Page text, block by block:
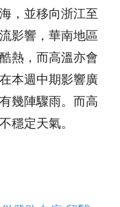
，並移向浙江至
影響，華南地區
熱，而高溫亦會
本週中期影響廣
幾陣驟雨。而高
穩定天氣。